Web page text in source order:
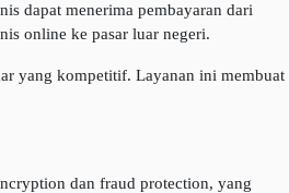
dapat menerima pembayaran dari
online ke pasar luar negeri.
yang kompetitif. Layanan ini membuat
dan fraud protection, yang